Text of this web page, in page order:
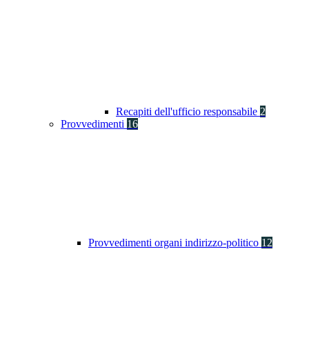
Recapiti dell'ufficio responsabile 2
Provvedimenti 16
Provvedimenti organi indirizzo-politico 12